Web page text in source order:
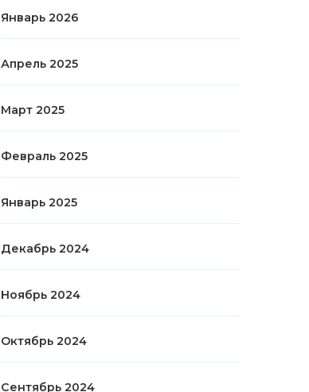
Январь 2026
Апрель 2025
Март 2025
Февраль 2025
Январь 2025
Декабрь 2024
Ноябрь 2024
Октябрь 2024
Сентябрь 2024